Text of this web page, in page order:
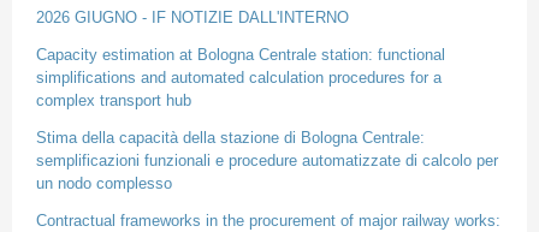
2026 GIUGNO - IF NOTIZIE DALL'INTERNO
Capacity estimation at Bologna Centrale station: functional
simplifications and automated calculation procedures for a
complex transport hub
Stima della capacità della stazione di Bologna Centrale:
semplificazioni funzionali e procedure automatizzate di calcolo per
un nodo complesso
Contractual frameworks in the procurement of major railway works: